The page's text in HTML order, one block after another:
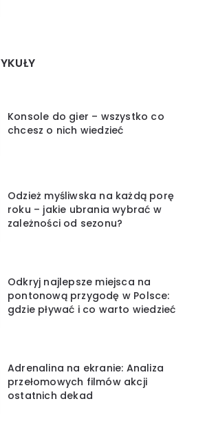
Konsole do gier – wszystko co
chcesz o nich wiedzieć
Odzież myśliwska na każdą porę
roku – jakie ubrania wybrać w
zależności od sezonu?
Odkryj najlepsze miejsca na
pontonową przygodę w Polsce:
gdzie pływać i co warto wiedzieć
Adrenalina na ekranie: Analiza
przełomowych filmów akcji
ostatnich dekad